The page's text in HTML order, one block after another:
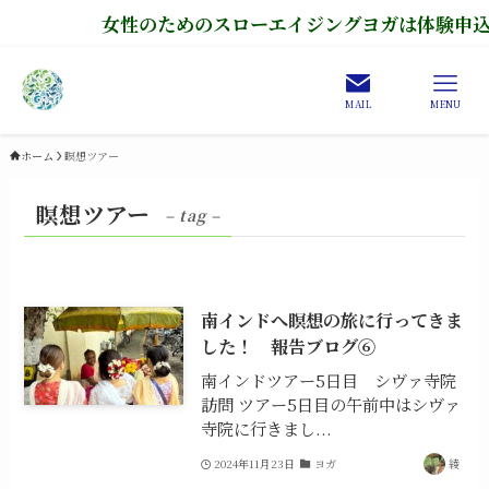
女性のためのスローエイジングヨガは体験
MAIL MENU
ホーム 瞑想ツアー
瞑想ツアー – tag –
南インドへ瞑想の旅に行ってきま
した！ 報告ブログ⑥
南インドツアー5日目 シヴァ寺院
訪問 ツアー5日目の午前中はシヴァ
寺院に行きまし...
2024年11月23日 ヨガ 綾